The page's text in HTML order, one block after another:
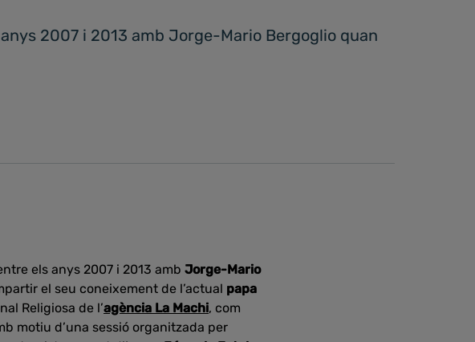
2007 i 2013 amb Jorge-Mario Bergoglio quan
els anys 2007 i 2013 amb Jorge-Mario
el seu coneixement de l’actual papa
Religiosa de l’agència La Machi, com
motiu d’una sessió organitzada per